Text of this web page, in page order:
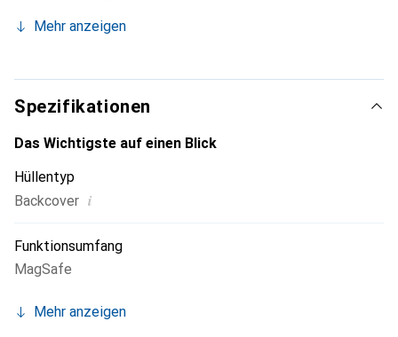
unverzichtbaren Accessoire Ihres Smartphones.
die Marke Noreve eine sichere Wahl für eine
anspruchsvolle Klientel.
Mehr anzeigen
Spezifikationen
Das Wichtigste auf einen Blick
Hüllentyp
Backcover i
Funktionsumfang
MagSafe
Mehr anzeigen